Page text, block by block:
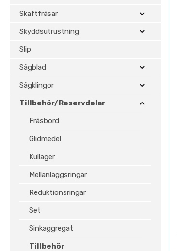
Skaftfräsar
Skyddsutrustning
Slip
Sågblad
Sågklingor
Tillbehör/Reservdelar
Fräsbord
Glidmedel
Kullager
Mellanläggsringar
Reduktionsringar
Set
Sinkaggregat
Tillbehör